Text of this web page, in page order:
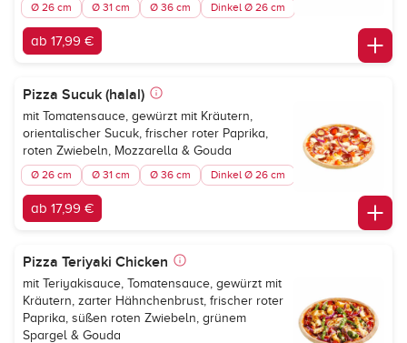
Ø 26 cm Ø 31 cm Ø 36 cm Dinkel Ø 26 cm
ab 17,99 €
Pizza Sucuk (halal)
mit Tomatensauce, gewürzt mit Kräutern,
orientalischer Sucuk, frischer roter Paprika,
roten Zwiebeln, Mozzarella & Gouda
Ø 26 cm Ø 31 cm Ø 36 cm Dinkel Ø 26 cm
ab 17,99 €
Pizza Teriyaki Chicken
mit Teriyakisauce, Tomatensauce, gewürzt mit
Kräutern, zarter Hähnchenbrust, frischer roter
Paprika, süßen roten Zwiebeln, grünem
Spargel & Gouda